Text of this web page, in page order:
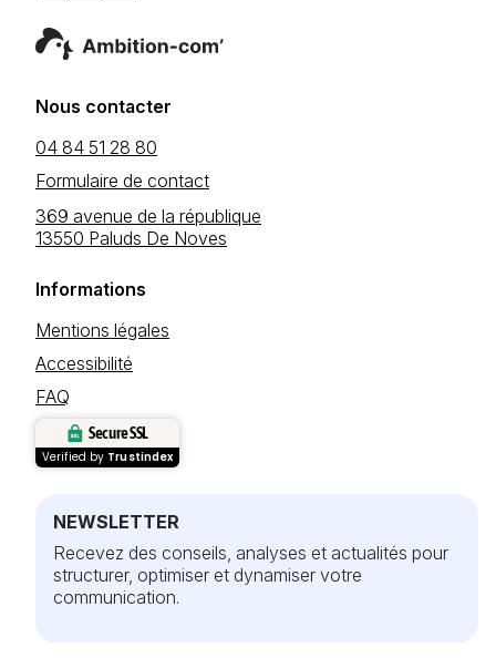
Nous contacter
04 84 51 28 80
Formulaire de contact
369 avenue de la république
13550 Paluds De Noves
Informations
Mentions légales
Accessibilité
FAQ
Secure SSL
Verified by Trustindex
NEWSLETTER
Recevez des conseils, analyses et actualités pour
structurer, optimiser et dynamiser votre
communication.